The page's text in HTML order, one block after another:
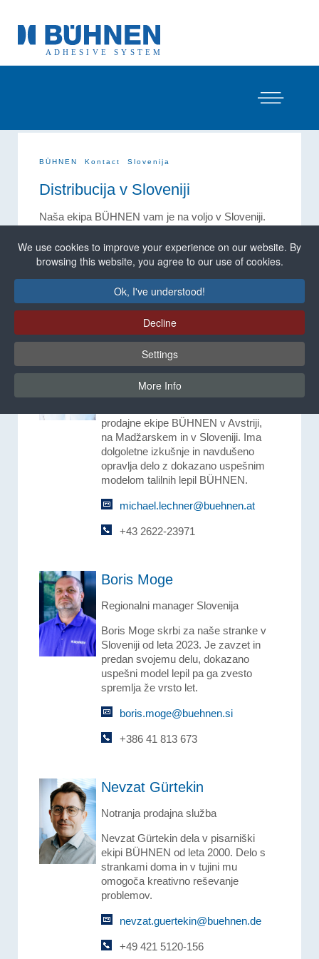
BÜHNEN Kontact Slovenija
Distribucija v Sloveniji
Naša ekipa BÜHNEN vam je na voljo v Sloveniji.
talilnih lepilih za vroče lepljenje. Od najmanjše
pištole za vroče lepilo do 200-litrskega
lepil – vse lahko dobite na enem samem mestu v
BÜHNEN Slovenija.
Michael Lechner
Vodja prodaje
Avstrija/Madžarska/Slovenija
prodajne ekipe BÜHNEN v Avstriji,
na Madžarskem in v Sloveniji. Ima
dolgoletne izkušnje in navdušeno
opravlja delo z dokazano uspešnim
modelom talilnih lepil BÜHNEN.
michael.lechner@buehnen.at
+43 2622-23971
Boris Moge
Regionalni manager Slovenija
Boris Moge skrbi za naše stranke v
Sloveniji od leta 2023. Je zavzet in
predan svojemu delu, dokazano
uspešni model lepil pa ga zvesto
spremlja že vrsto let.
boris.moge@buehnen.si
+386 41 813 673
Nevzat Gürtekin
Notranja prodajna služba
Nevzat Gürtekin dela v pisarniški
ekipi BÜHNEN od leta 2000. Delo s
strankami doma in v tujini mu
omogoča kreativno reševanje
problemov.
nevzat.guertekin@buehnen.de
+49 421 5120-156
We use cookies to improve your experience on our website. By
browsing this website, you agree to our use of cookies.
Ok, I've understood!
Decline
Settings
More Info